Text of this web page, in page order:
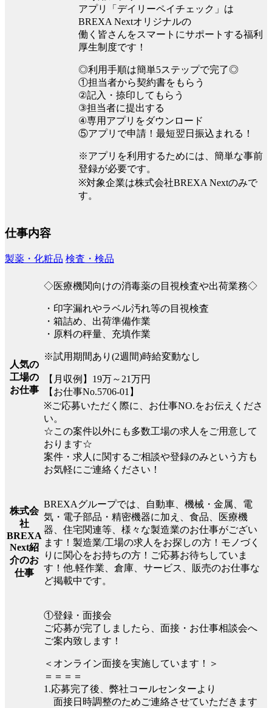
アプリ「デイリーペイチェック」は
BREXA Nextオリジナルの
働く皆さんをスマートにサポートする福利
厚生制度です！
◎利用手順は簡単5ステップで完了◎
①担当者から契約書をもらう
②記入・捺印してもらう
③担当者に提出する
④専用アプリをダウンロード
⑤アプリで申請！最短翌日振込まれる！
※アプリを利用するためには、簡単な事前
登録が必要です。
※対象企業は株式会社BREXA Nextのみで
す。
仕事内容
製薬・化粧品 検査・検品
人気の
工場の
お仕事
◇医療機関向けの消毒薬の目視検査や出荷業務◇
・印字漏れやラベル汚れ等の目視検査
・箱詰め、出荷準備作業
・原料の秤量、充填作業
※試用期間あり(2週間)時給変動なし
【月収例】19万～21万円
【お仕事No.5706-01】
※ご応募いただく際に、お仕事NO.をお伝えくださ
い。
☆この案件以外にも多数工場の求人をご用意して
おります☆
案件・求人に関するご相談や登録のみという方も
お気軽にご連絡ください！
株式会
社
BREXA
Next紹
介のお
仕事
BREXAグループでは、自動車、機械・金属、電
気・電子部品・精密機器に加え、食品、医療機
器、住宅関連等、様々な製造業のお仕事がござい
ます！製造業/工場の求人をお探しの方！モノづく
りに関心をお持ちの方！ご応募お待ちしていま
す！他.軽作業、倉庫、サービス、販売のお仕事な
ど掲載中です。
①登録・面接会
ご応募が完了しましたら、面接・お仕事相談会へ
ご案内致します！
＜オンライン面接を実施しています！＞
＝＝＝＝
1.応募完了後、弊社コールセンターより
面接日時調整のためご連絡させていただきます